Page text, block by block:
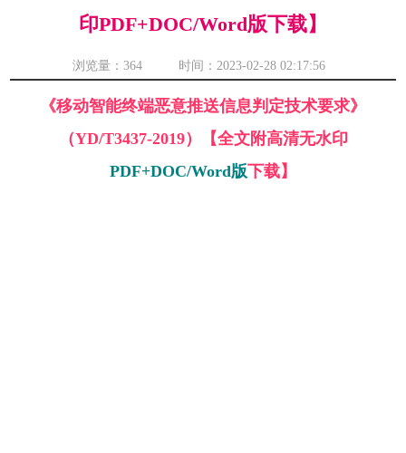
印PDF+DOC/Word版下载】
浏览量： 364 时间：2023-02-28 02:17:56
《移动智能终端恶意推送信息判定技术要求》
（YD/T3437-2019）【全文附高清无水印
PDF+DOC/Word版下载】